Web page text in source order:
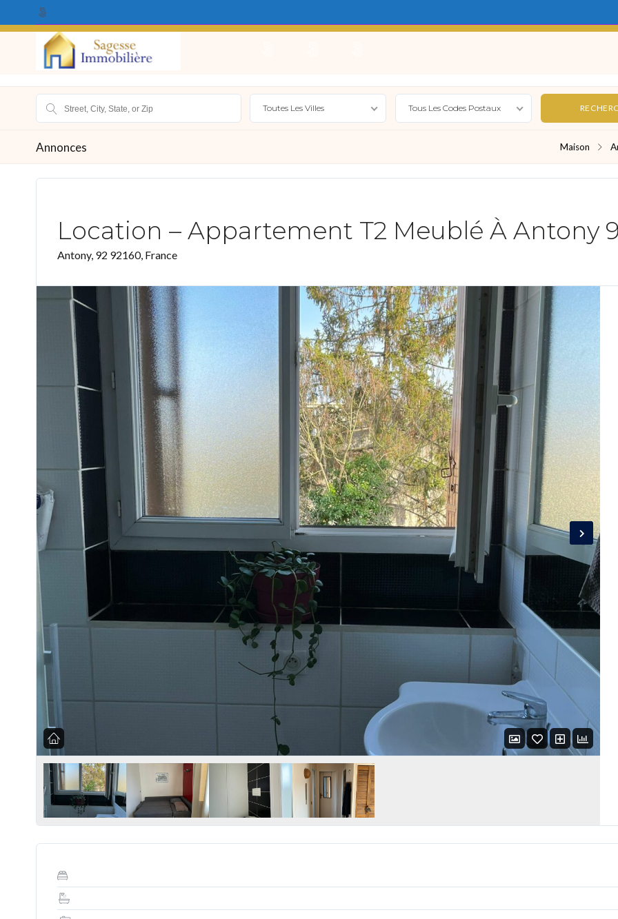
Toutes Les Villes Tous Les Codes Postaux
Annonces Maison
Location – Appartement T2 Meublé À Antony
Antony, 92 92160, France
Connexion
Identifiant
Mot de passe
CONNEXION
LOGIN WITH GOOGLE
LOGIN WITH AMAZON